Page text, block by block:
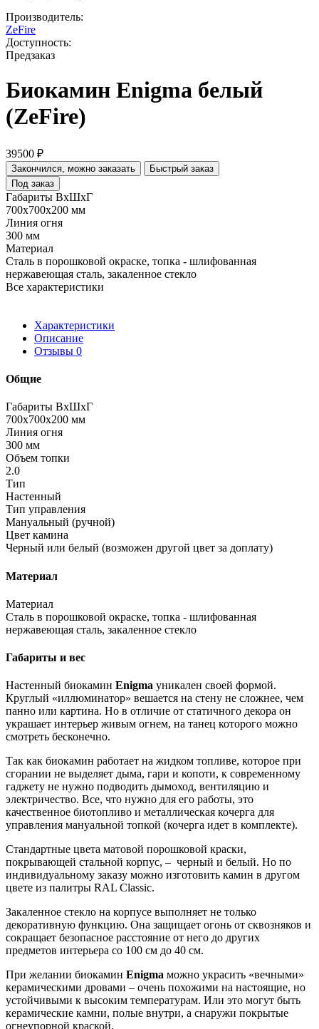
Производитель:
ZeFire
Доступность:
Предзаказ
Биокамин Enigma белый
(ZeFire)
39500 ₽
Закончился, можно заказать
Быстрый заказ
Под заказ
Габариты ВхШхГ
700х700х200 мм
Линия огня
300 мм
Материал
Сталь в порошковой окраске, топка - шлифованная
нержавеющая сталь, закаленное стекло
Все характеристики
Характеристики
Описание
Отзывы 0
Общие
Габариты ВхШхГ
700х700х200 мм
Линия огня
300 мм
Объем топки
2.0
Тип
Настенный
Тип управления
Мануальный (ручной)
Цвет камина
Черный или белый (возможен другой цвет за доплату)
Материал
Материал
Сталь в порошковой окраске, топка - шлифованная
нержавеющая сталь, закаленное стекло
Габариты и вес
Настенный биокамин Enigma уникален своей формой.
Круглый «иллюминатор» вешается на стену не сложнее, чем
панно или картина. Но в отличие от статичного декора он
украшает интерьер живым огнем, на танец которого можно
смотреть бесконечно.
Так как биокамин работает на жидком топливе, которое при
сгорании не выделяет дыма, гари и копоти, к современному
гаджету не нужно подводить дымоход, вентиляцию и
электричество. Все, что нужно для его работы, это
качественное биотопливо и металлическая кочерга для
управления мануальной топкой (кочерга идет в комплекте).
Стандартные цвета матовой порошковой краски,
покрывающей стальной корпус, – черный и белый. Но по
индивидуальному заказу можно изготовить камин в другом
цвете из палитры RAL Classic.
Закаленное стекло на корпусе выполняет не только
декоративную функцию. Она защищает огонь от сквозняков и
сокращает безопасное расстояние от него до других
предметов интерьера со 100 см до 40 см.
При желании биокамин Enigma можно украсить «вечными»
керамическими дровами – очень похожими на настоящие, но
устойчивыми к высоким температурам. Или это могут быть
керамические камни, полые внутри, а снаружи покрытые
огнеупорной краской.